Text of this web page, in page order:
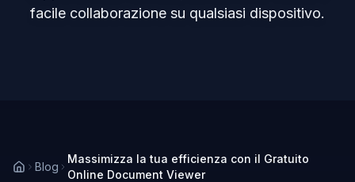
facile collaborazione su qualsiasi dispositivo.
Blog
Massimizza la tua efficienza con il Gratuito
Online Document Viewer